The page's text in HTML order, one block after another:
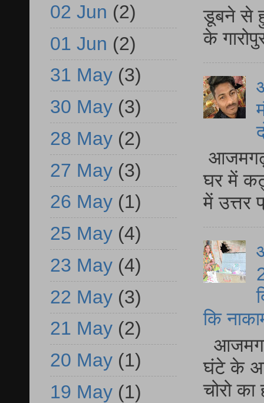
डूबने से
के
घर में
में
कि
घंटे के
चोरो
02 Jun (2)
01 Jun (2)
31 May (3)
30 May (3)
28 May (2)
27 May (3)
26 May (1)
25 May (4)
23 May (4)
22 May (3)
21 May (2)
20 May (1)
19 May (1)